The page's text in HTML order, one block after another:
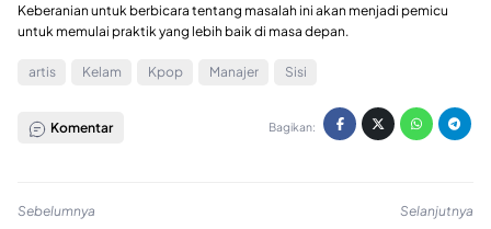
Keberanian untuk berbicara tentang masalah ini akan menjadi pemicu
untuk memulai praktik yang lebih baik di masa depan.
artis Kelam Kpop Manajer Sisi
Komentar Bagikan:
Sebelumnya
Selanjutnya